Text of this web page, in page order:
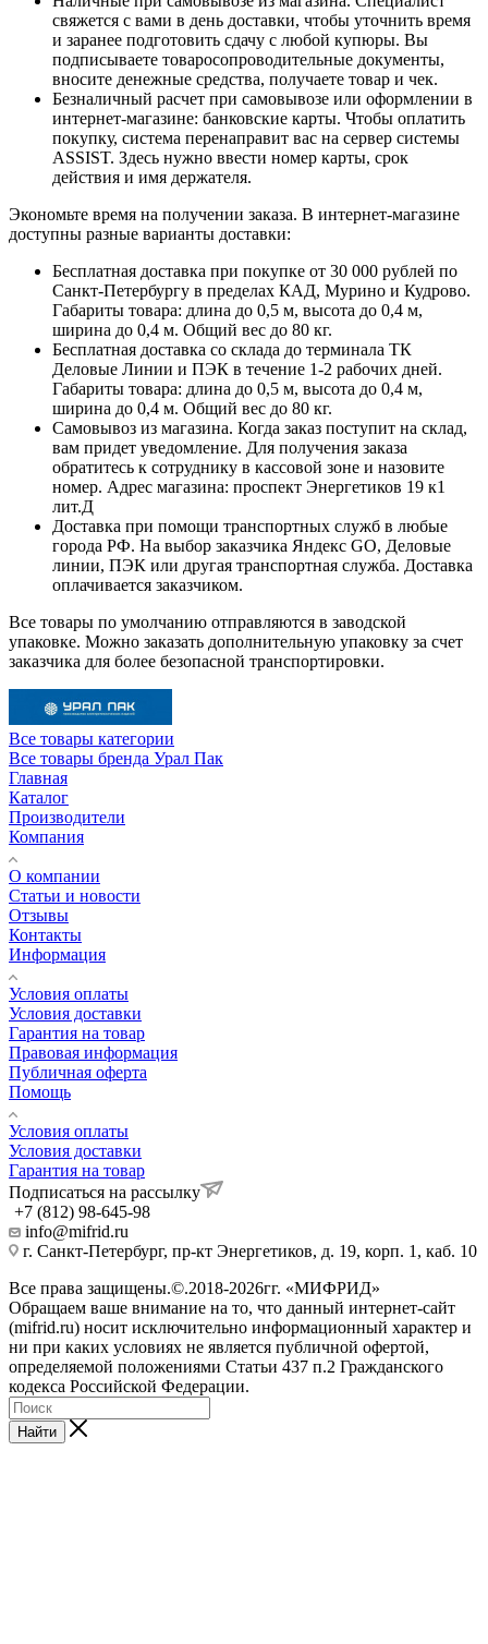
свяжется с вами в день доставки, чтобы уточнить время
и заранее подготовить сдачу с любой купюры. Вы
подписываете товаросопроводительные документы,
вносите денежные средства, получаете товар и чек.
Безналичный расчет при самовывозе или оформлении в
интернет-магазине: банковские карты. Чтобы оплатить
покупку, система перенаправит вас на сервер системы
ASSIST. Здесь нужно ввести номер карты, срок
действия и имя держателя.
Экономьте время на получении заказа. В интернет-магазине
доступны разные варианты доставки:
Бесплатная доставка при покупке от 30 000 рублей по
Санкт-Петербургу в пределах КАД, Мурино и Кудрово.
Габариты товара: длина до 0,5 м, высота до 0,4 м,
ширина до 0,4 м. Общий вес до 80 кг.
Бесплатная доставка со склада до терминала ТК
Деловые Линии и ПЭК в течение 1-2 рабочих дней.
Габариты товара: длина до 0,5 м, высота до 0,4 м,
ширина до 0,4 м. Общий вес до 80 кг.
Самовывоз из магазина. Когда заказ поступит на склад,
вам придет уведомление. Для получения заказа
обратитесь к сотруднику в кассовой зоне и назовите
номер. Адрес магазина: проспект Энергетиков 19 к1
лит.Д
Доставка при помощи транспортных служб в любые
города РФ. На выбор заказчика Яндекс GO, Деловые
линии, ПЭК или другая транспортная служба. Доставка
оплачивается заказчиком.
Все товары по умолчанию отправляются в заводской
упаковке. Можно заказать дополнительную упаковку за счет
заказчика для более безопасной транспортировки.
Все товары категории
Все товары бренда Урал Пак
Главная
Каталог
Производители
Компания
О компании
Статьи и новости
Отзывы
Контакты
Информация
Условия оплаты
Условия доставки
Гарантия на товар
Правовая информация
Публичная оферта
Помощь
Условия оплаты
Условия доставки
Гарантия на товар
Подписаться на рассылку
+7 (812) 98-645-98
info@mifrid.ru
г. Санкт-Петербург, пр-кт Энергетиков, д. 19, корп. 1, каб. 10
Все права защищены.©.2018-2026гг. «МИФРИД»
Обращаем ваше внимание на то, что данный интернет-сайт
(mifrid.ru) носит исключительно информационный характер и
ни при каких условиях не является публичной офертой,
определяемой положениями Статьи 437 п.2 Гражданского
кодекса Российской Федерации.
Найти